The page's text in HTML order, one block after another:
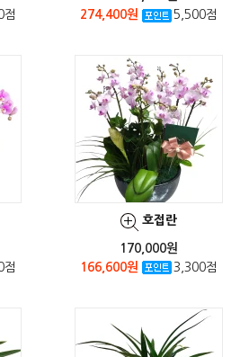
점
274,400원
5,500점
점
호접란
170,000원
166,600원
3,300점